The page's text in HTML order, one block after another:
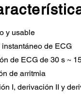
y usable
de ECG
de ECG de 30 s ~
de arritmia
I, derivación II y